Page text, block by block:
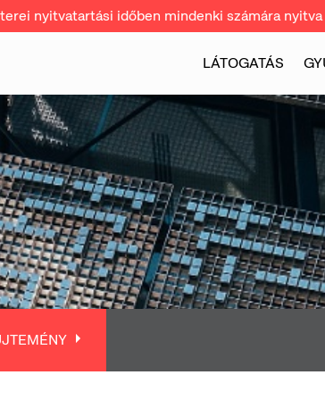
nyitvatartási időben mindenki számára nyitva
LÁTOGATÁS